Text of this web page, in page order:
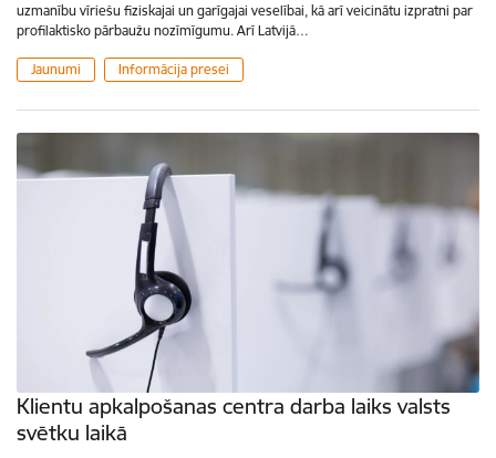
uzmanību vīriešu fiziskajai un garīgajai veselībai, kā arī veicinātu izpratni par
profilaktisko pārbaužu nozīmīgumu. Arī Latvijā…
Jaunumi Informācija presei
Klientu apkalpošanas centra darba laiks valsts
svētku laikā